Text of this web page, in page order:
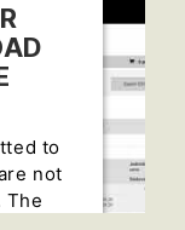
to
not
The